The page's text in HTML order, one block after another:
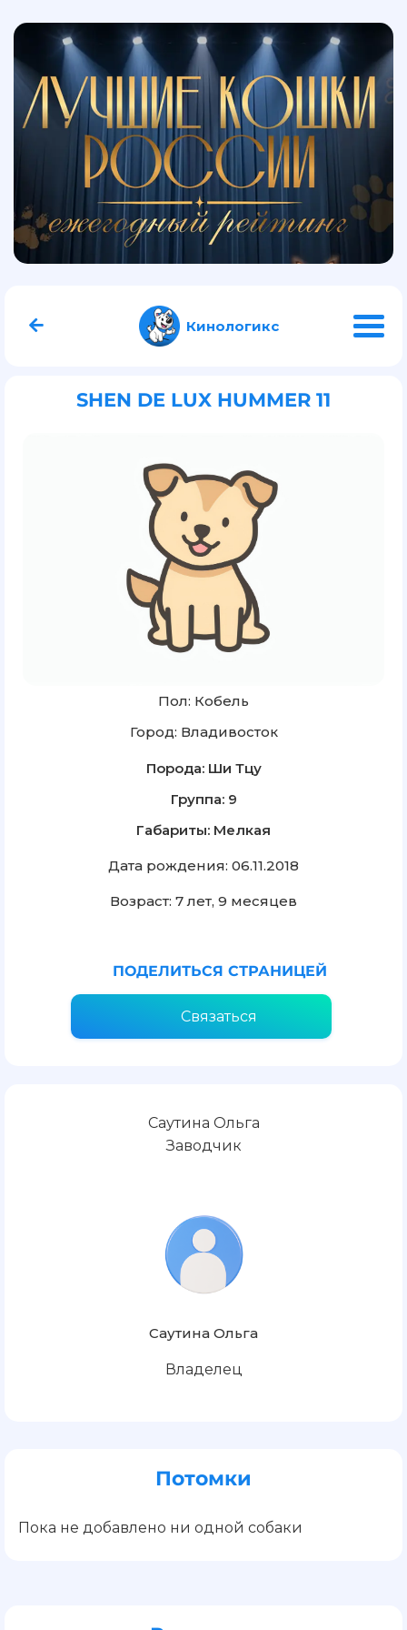
Кинологикс
SHEN DE LUX HUMMER 11
Пол: Кобель
Город: Владивосток
Порода: Ши Тцу
Группа: 9
Габариты: Мелкая
Дата рождения: 06.11.2018
Возраст: 7 лет, 9 месяцев
ПОДЕЛИТЬСЯ СТРАНИЦЕЙ
Связаться
Саутина Ольга
Заводчик
Саутина Ольга
Владелец
Потомки
Пока не добавлено ни одной собаки